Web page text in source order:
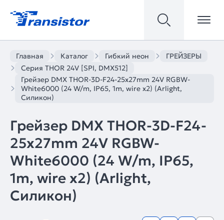
Главная Каталог Гибкий неон
ГРЕЙЗЕРЫ
Серия THOR 24V [SPI, DMX512]
Грейзер DMX THOR-3D-F24-25x27mm 24V RGBW-
White6000 (24 W/m, IP65, 1m, wire x2) (Arlight,
Силикон)
Грейзер DMX THOR-3D-F24-
25x27mm 24V RGBW-
White6000 (24 W/m, IP65,
1m, wire x2) (Arlight,
Силикон)